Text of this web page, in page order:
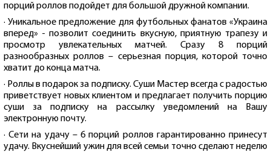
порций роллов подойдет для большой дружной компании.
· Уникальное предложение для футбольных фанатов «Украина
вперед» - позволит соединить вкусную, приятную трапезу и
просмотр увлекательных матчей. Сразу 8 порций
разнообразных роллов – серьезная порция, которой точно
хватит до конца матча.
· Роллы в подарок за подписку. Суши Мастер всегда с радостью
приветствует новых клиентом и предлагает получить порцию
суши за подписку на рассылку уведомлений на Вашу
электронную почту.
· Сети на удачу – 6 порций роллов гарантированно принесут
удачу. Вкуснейший ужин для всей семьи точно сделают неделю